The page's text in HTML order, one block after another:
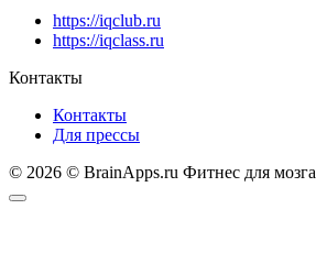
https://iqclub.ru
https://iqclass.ru
Контакты
Контакты
Для прессы
© 2026 © BrainApps.ru Фитнес для мозга